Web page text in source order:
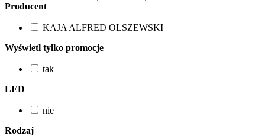
Producent
KAJA ALFRED OLSZEWSKI
Wyświetl tylko promocje
tak
LED
nie
Rodzaj